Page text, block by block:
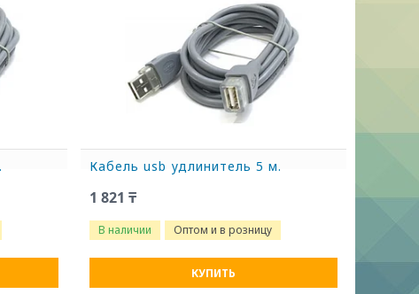
Кабель usb удлинитель 5 м.
1 821 ₸
В наличии Оптом и в розницу
КУПИТЬ